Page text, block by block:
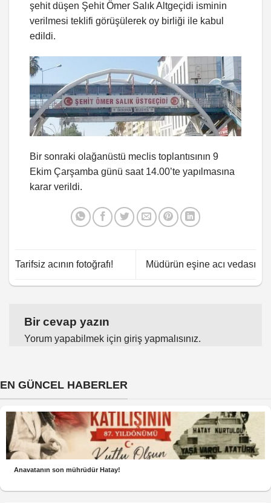
şehit düşen Şehit Ömer Salık Altgeçidi isminin
verilmesi teklifi görüşülerek oy birliği ile kabul
edildi.
Bir sonraki olağanüstü meclis toplantısının 9
Ekim Çarşamba günü saat 14.00’te yapılmasına
karar verildi.
Tarifsiz acının fotoğrafı! Müdürün eşine acı vedası
Bir cevap yazın
Yorum yapabilmek için giriş yapmalısınız.
EN GÜNCEL HABERLER
Anavatanın son mührüdür Hatay!